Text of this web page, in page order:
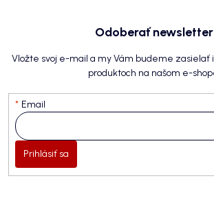
Odoberať newsletter
Vložte svoj e-mail a my Vám budeme zasielať
produktoch na našom e-
Email
Prihlásiť sa